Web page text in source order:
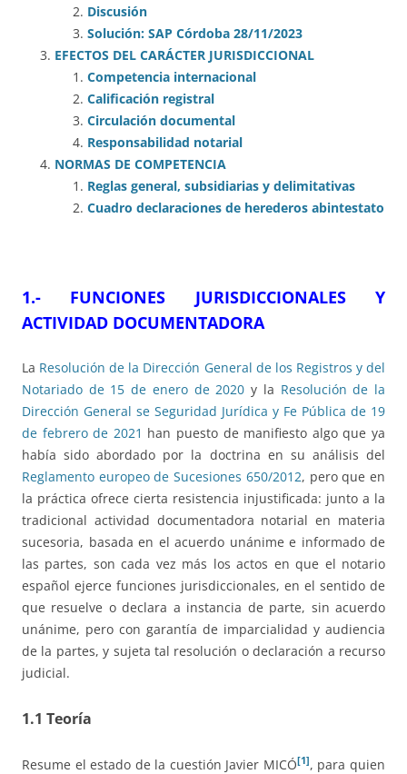
Discusión
Solución: SAP Córdoba 28/11/2023
EFECTOS DEL CARÁCTER JURISDICCIONAL
Competencia internacional
Calificación registral
Circulación documental
Responsabilidad notarial
NORMAS DE COMPETENCIA
Reglas general, subsidiarias y delimitativas
Cuadro declaraciones de herederos abintestato
1.- FUNCIONES JURISDICCIONALES Y
ACTIVIDAD DOCUMENTADORA
La Resolución de la Dirección General de los Registros y del
Notariado de 15 de enero de 2020 y la Resolución de la
Dirección General se Seguridad Jurídica y Fe Pública de 19
de febrero de 2021 han puesto de manifiesto algo que ya
había sido abordado por la doctrina en su análisis del
Reglamento europeo de Sucesiones 650/2012, pero que en
la práctica ofrece cierta resistencia injustificada: junto a la
tradicional actividad documentadora notarial en materia
sucesoria, basada en el acuerdo unánime e informado de
las partes, son cada vez más los actos en que el notario
español ejerce funciones jurisdiccionales, en el sentido de
que resuelve o declara a instancia de parte, sin acuerdo
unánime, pero con garantía de imparcialidad y audiencia
de la partes, y sujeta tal resolución o declaración a recurso
judicial.
1.1 Teoría
Resume el estado de la cuestión Javier MICÓ[1], para quien